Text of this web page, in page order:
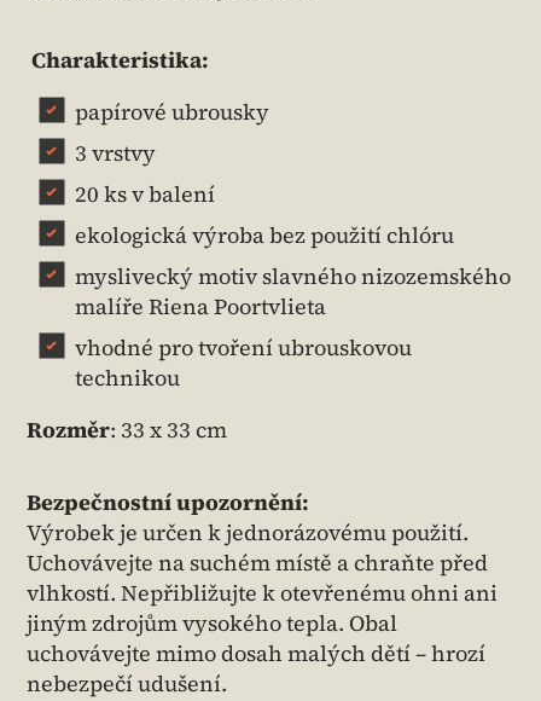
Charakteristika:
papírové ubrousky
3 vrstvy
20 ks v balení
ekologická výroba bez použití chlóru
myslivecký motiv slavného nizozemského
malíře Riena Poortvlieta
vhodné pro tvoření ubrouskovou
technikou
Rozměr: 33 x 33 cm
Bezpečnostní upozornění:
Výrobek je určen k jednorázovému použití.
Uchovávejte na suchém místě a chraňte před
vlhkostí. Nepřibližujte k otevřenému ohni ani
jiným zdrojům vysokého tepla. Obal
uchovávejte mimo dosah malých dětí – hrozí
nebezpečí udušení.